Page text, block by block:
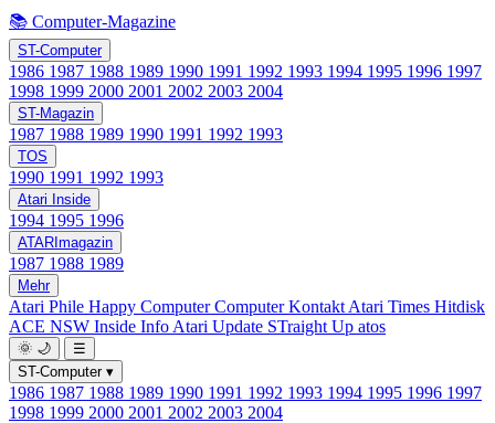
📚 Computer-Magazine
ST-Computer
1986 1987 1988 1989 1990 1991 1992 1993 1994 1995 1996 1997
1998 1999 2000 2001 2002 2003 2004
ST-Magazin
1987 1988 1989 1990 1991 1992 1993
TOS
1990 1991 1992 1993
Atari Inside
1994 1995 1996
ATARImagazin
1987 1988 1989
Mehr
Atari Phile Happy ComputerComputer Kontakt Atari Times Hitdisk
ACE NSW Inside Info Atari Update STraight Up atos
🌞 🌙
☰
ST-Computer ▾
1986 1987 1988 1989 1990 1991 1992 1993 1994 1995 1996 1997
1998 1999 2000 2001 2002 2003 2004